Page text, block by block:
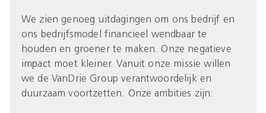
We zien genoeg uitdagingen om ons bedrijf en
ons bedrijfsmodel financieel wendbaar te
houden en groener te maken. Onze negatieve
impact moet kleiner. Vanuit onze missie willen
we de VanDrie Group verantwoordelijk en
duurzaam voortzetten. Onze ambities zijn: